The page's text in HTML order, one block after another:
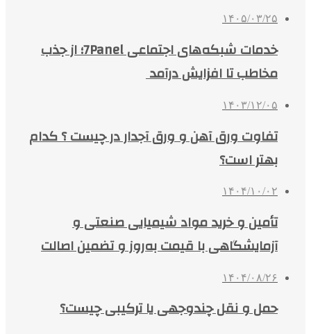
۱۴۰۵/۰۳/۲۵
خدمات شبکه‌های اجتماعی 7Panel؛ از جذب
مخاطب تا افزایش درآمد
۱۴۰۳/۱۲/۰۵
تفاوت ورق آهن و ورق آجدار در چیست ؟ کدام
بهتر است؟
۱۴۰۴/۱۰/۰۲
تأمین و خرید مواد شیمیایی صنعتی و
آزمایشگاهی با قیمت به‌روز و تضمین اصالت
۱۴۰۴/۰۸/۲۶
حمل و نقل چندوجهی یا ترکیبی چیست؟